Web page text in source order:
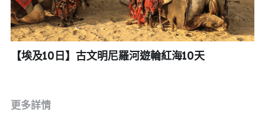
【埃及10日】古文明尼羅河遊輪紅海10天
更多詳情